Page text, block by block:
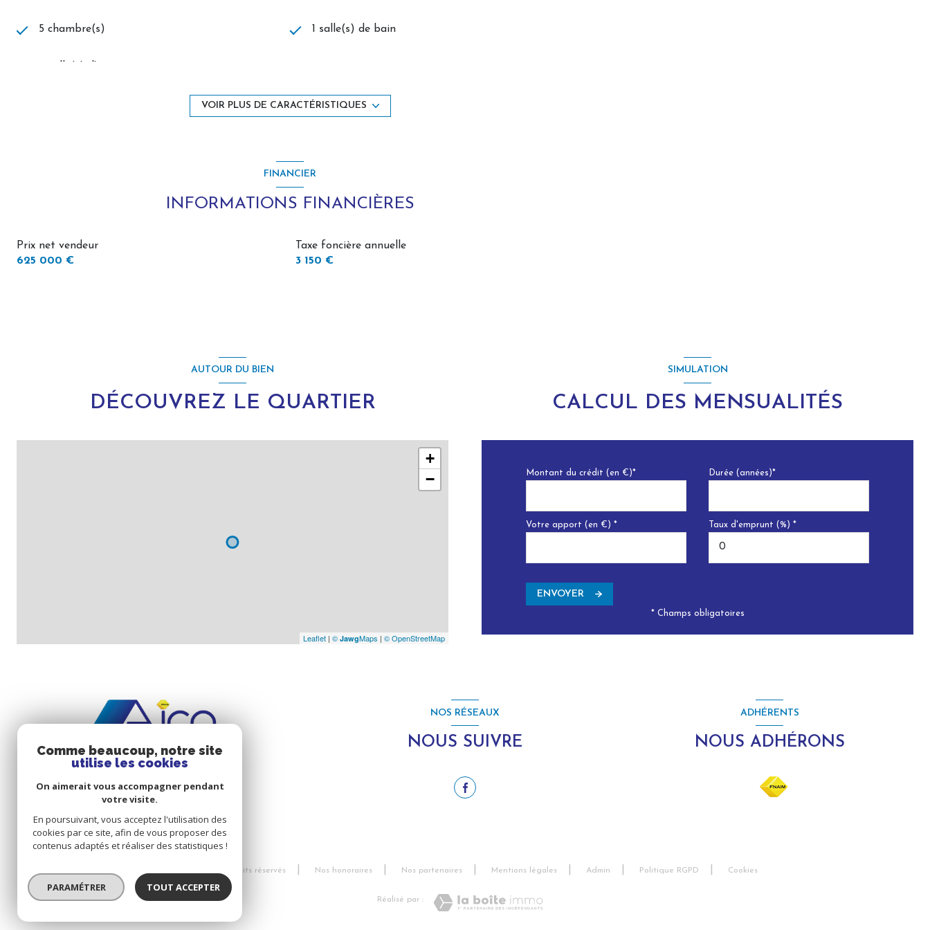
- Studio indépendant de 35 m², avec kitchenette, coin nuit, salle de douche et WC (loué actuellement en
exceptionnelle, une vie de plain-pied, 5 chambres, et de réelles opportunités d'exploitation : activité
professionnelle clé en main, location du studio, ou accueil familial. Le tout dans un environnement
À visiter sans attendre avec L'Agence des Remparts.
5 chambre(s) 1 salle(s) de bain
Chauffage central : trad_type_chauff_air_eau
(pompe à chaleur)
2ème étage
VOIR PLUS DE CARACTÉRISTIQUES
FINANCIER
INFORMATIONS FINANCIÈRES
Prix net vendeur
625 000 €
Taxe foncière annuelle
3 150 €
AUTOUR DU BIEN
DÉCOUVREZ LE QUARTIER
+
−
Leaflet | © JawgMaps | © OpenStreetMap
SIMULATION
CALCUL DES MENSUALITÉS
Montant du crédit (en €)* Durée (années)*
Votre apport (en €) * Taux d'emprunt (%) *
ENVOYER
* Champs obligatoires
NOS RÉSEAUX
NOUS SUIVRE
ADHÉRENTS
NOUS ADHÉRONS
© 2026 | Tous droits réservés Nos honoraires Nos partenaires Mentions légales Admin Politique RGPD Cookies
Réalisé par :
Comme beaucoup, notre site
utilise les cookies
On aimerait vous accompagner pendant
votre visite.
En poursuivant, vous acceptez l'utilisation des
cookies par ce site, afin de vous proposer des
contenus adaptés et réaliser des statistiques !
PARAMÉTRER TOUT ACCEPTER